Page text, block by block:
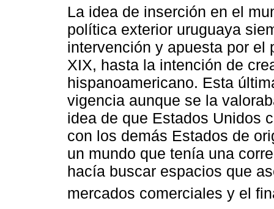
La idea de inserción en el
política exterior uruguaya
intervención y apuesta por el
XIX, hasta la intención de
hispanoamericano. Esta
vigencia aunque se la
idea de que Estados Unidos
con los demás Estados de
un mundo que tenía una
hacía buscar espacios que
mercados comerciales y el